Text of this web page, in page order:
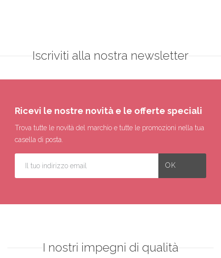
Iscriviti alla nostra newsletter
Ricevi le nostre novità e le offerte speciali
Trova tutte le novità del marchio e tutte le promozioni nella tua
casella di posta.
I nostri impegni di qualità